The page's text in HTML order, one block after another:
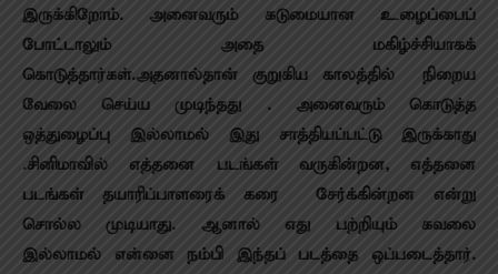
இருக்கிறோம். அனைவரும் கடுமையான உழைப்பைப்
போட்டாலும் அதை மகிழ்ச்சியாகக்
கொடுத்தார்கள்.அதனால்தான் குறுகிய காலத்தில் நிறைய
வேலை செய்ய முடிந்தது . அனைவரும் கொடுத்த
ஒத்துழைப்பு இல்லாமல் இது சாத்தியப்பட்டு இருக்காது
.சினிமாவில் எத்தனை படங்கள் வருகின்றன, எத்தனை
படங்கள் தயாரிப்பாளரைக் கரை சேர்க்கின்றன என்று
சொல்ல முடியாது. ஆனால் எது பற்றியும் கவலை
இல்லாமல் என்னை நம்பி இந்தப் படத்தை ஒப்படைத்தார்.